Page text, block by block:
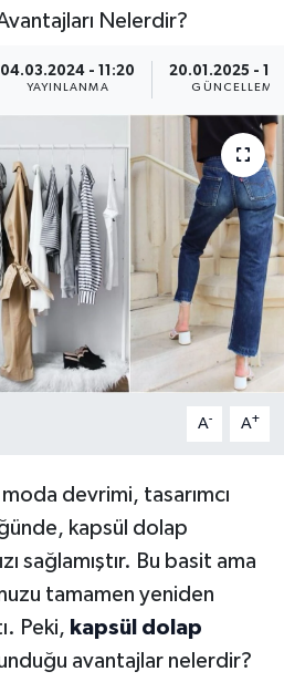
Nelerdir?
04.03.2024 - 11:20
YAYINLANMA
20.01.2025 -
GÜNCELLEME
A- A+
devrimi, tasarımcı
kapsül dolap
sağlamıştır. Bu basit ama
tamamen yeniden
Peki, kapsül dolap
avantajlar nelerdir?